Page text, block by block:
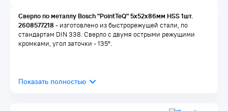
Сверло по металлу Bosch "PointTeQ" 5х52х86мм HSS 1шт.
2608577218 - изготовлено из быстрорежущей стали, по
стандартам DIN 338. Сверло с двумя острыми режущими
кромками, угол заточки - 135°.